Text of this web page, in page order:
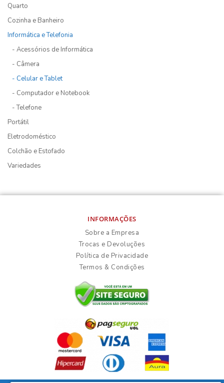
Quarto
Cozinha e Banheiro
Informática e Telefonia
- Acessórios de Informática
- Câmera
- Celular e Tablet
- Computador e Notebook
- Telefone
Portátil
Eletrodoméstico
Colchão e Estofado
Variedades
INFORMAÇÕES
Sobre a Empresa
Trocas e Devoluções
Política de Privacidade
Termos & Condições